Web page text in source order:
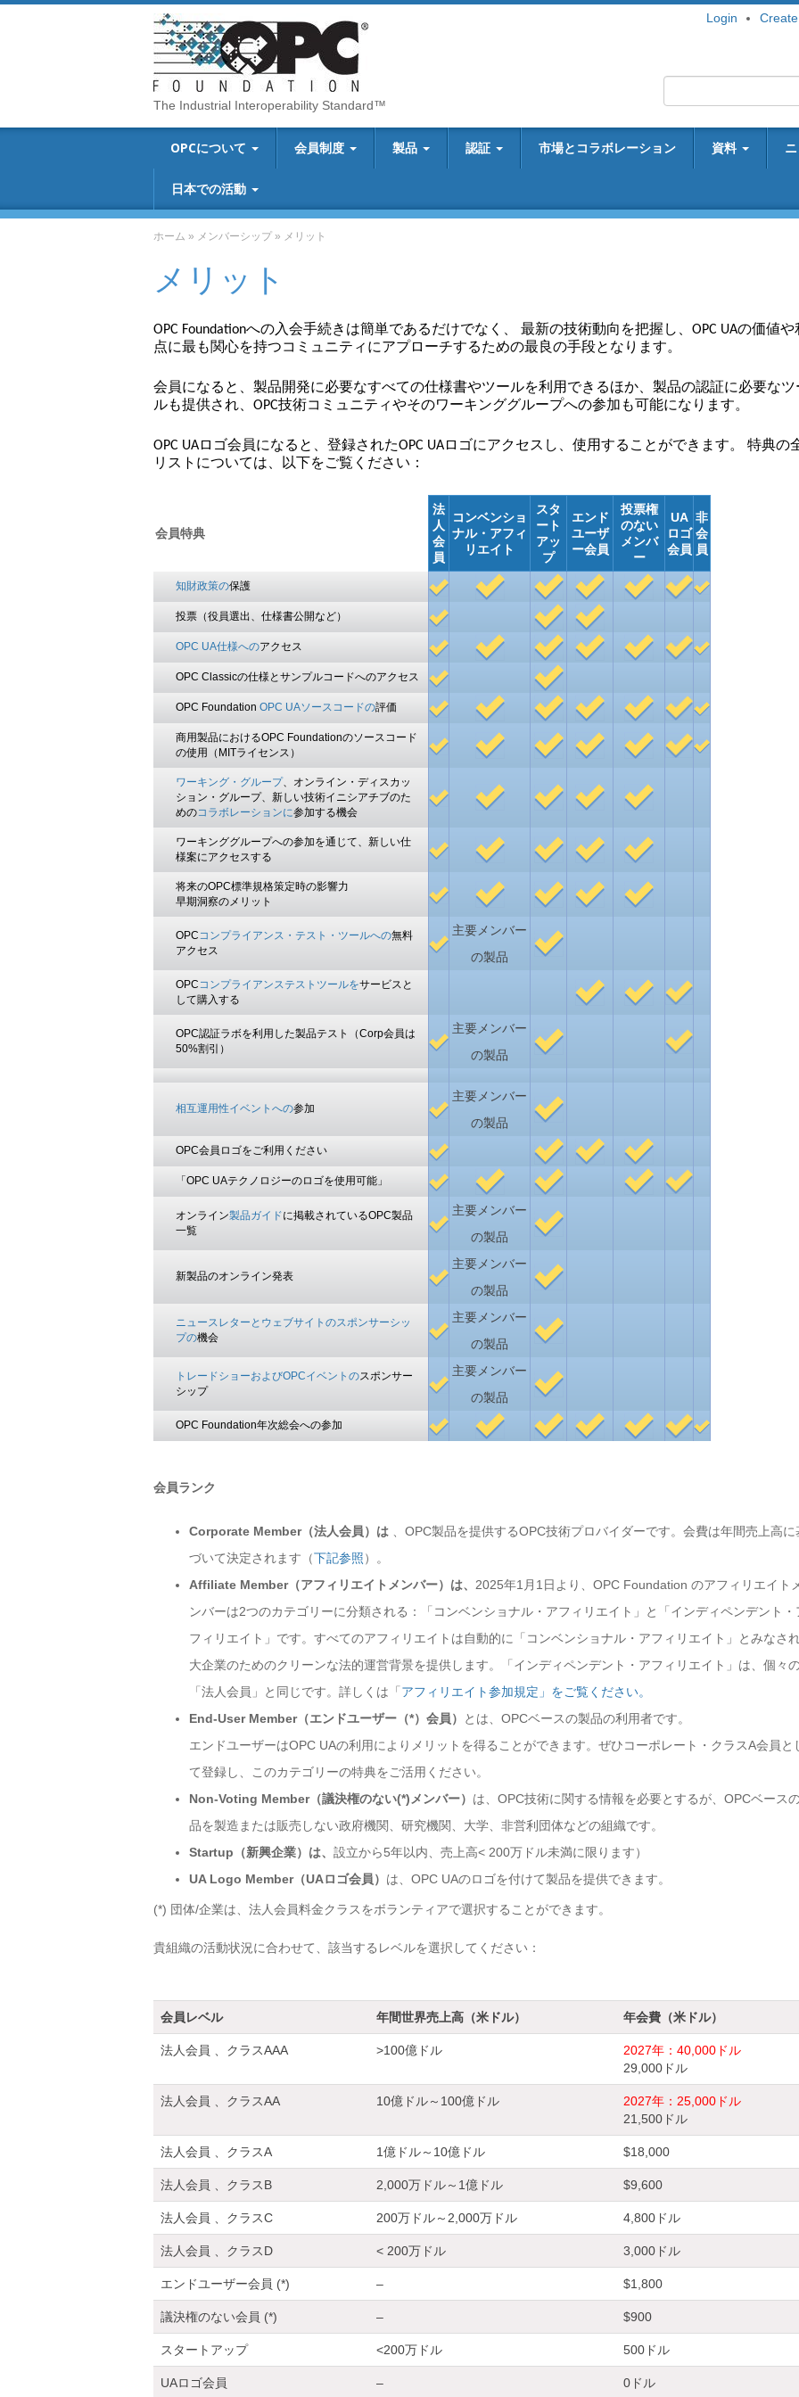
The Industrial Interoperability Standard™
Login
OPCについて 会員制度 製品 認証 市場とコラボレーション 資料
日本での活動
ホーム » メンバーシップ » メリット
メリット
OPC Foundationへの入会手続きは簡単であるだけでなく、 最新の技術動向を把握し、OPC UAの価値や
点に最も関心を持つコミュニティにアプローチするための最良の手段となります。
会員になると、製品開発に必要なすべての仕様書やツールを利用できるほか、製品の認証に必要なツ
ルも提供され、OPC技術コミュニティやそのワーキンググループへの参加も可能になります。
OPC UAロゴ会員になると、登録されたOPC UAロゴにアクセスし、使用することができます。 特典の
リストについては、以下をご覧ください：
会員特典
法
人
会
員
コンベンショ
ナル・アフィ
リエイト
スタ
ート
アッ
プ
エンド
ユーザ
ー会員
投票権
のない
メンバ
ー
UA
ロゴ
会員
非
会
員
知財政策の保護
投票（役員選出、仕様書公開など）
OPC UA仕様へのアクセス
OPC Classicの仕様とサンプルコードへのアクセス
OPC Foundation OPC UAソースコードの評価
商用製品におけるOPC Foundationのソースコード
の使用（MITライセンス）
ワーキング・グループ、オンライン・ディスカッ
ション・グループ、新しい技術イニシアチブのた
めのコラボレーションに参加する機会
ワーキンググループへの参加を通じて、新しい仕
様案にアクセスする
将来のOPC標準規格策定時の影響力
早期洞察のメリット
OPCコンプライアンス・テスト・ツールへの無料
アクセス
主要メンバー
の製品
OPCコンプライアンステストツールをサービスと
して購入する
OPC認証ラボを利用した製品テスト（Corp会員は
50%割引）
主要メンバー
の製品
相互運用性イベントへの参加
主要メンバー
の製品
OPC会員ロゴをご利用ください
「OPC UAテクノロジーのロゴを使用可能」
オンライン製品ガイドに掲載されているOPC製品
一覧
主要メンバー
の製品
新製品のオンライン発表
主要メンバー
の製品
ニュースレターとウェブサイトのスポンサーシッ
プの機会
主要メンバー
の製品
トレードショーおよびOPCイベントのスポンサー
シップ
主要メンバー
の製品
OPC Foundation年次総会への参加
会員ランク
Corporate Member（法人会員）は
、OPC製品を提供するOPC技術プロバイダーです。会費は年間売上高に
づいて決定されます（下記参照）。
Affiliate Member（アフィリエイトメンバー）は、 2025年1月1日より、OPC Foundation のアフィリエイト
ンバーは2つのカテゴリーに分類される：「コンベンショナル・アフィリエイト」と「インディペンデント・
フィリエイト」です。すべてのアフィリエイトは自動的に「コンベンショナル・アフィリエイト」とみなさ
大企業のためのクリーンな法的運営背景を提供します。「インディペンデント・アフィリエイト」は、個々
「法人会員」と同じです。詳しくは「 アフィリエイト参加規定」をご覧ください。
End-User Member（エンドユーザー（*）会員）
とは、OPCベースの製品の利用者です。
エンドユーザーはOPC UAの利用によりメリットを得ることができます。ぜひコーポレート・クラスA会員と
て登録し、このカテゴリーの特典をご活用ください。
Non-Voting Member（議決権のない(*)メンバー） は、OPC技術に関する情報を必要とするが、OPCベース
品を製造または販売しない政府機関、研究機関、大学、非営利団体などの組織です。
Startup（新興企業）は、 設立から5年以内、売上高< 200万ドル未満に限ります）
UA Logo Member（UAロゴ会員） は、OPC UAのロゴを付けて製品を提供できます。
(*) 団体/企業は、法人会員料金クラスをボランティアで選択することができます。
貴組織の活動状況に合わせて、該当するレベルを選択してください：
会員レベル 年間世界売上高（米ドル） 年会費（米ドル）
法人会員 、クラスAAA >100億ドル
2027年：40,000ドル
29,000ドル
法人会員 、クラスAA 10億ドル～100億ドル
2027年：25,000ドル
21,500ドル
法人会員 、クラスA 1億ドル～10億ドル $18,000
法人会員 、クラスB 2,000万ドル～1億ドル $9,600
法人会員 、クラスC 200万ドル～2,000万ドル 4,800ドル
法人会員 、クラスD < 200万ドル 3,000ドル
エンドユーザー会員 (*) – $1,800
議決権のない会員 (*) – $900
スタートアップ <200万ドル 500ドル
UAロゴ会員 – 0ドル